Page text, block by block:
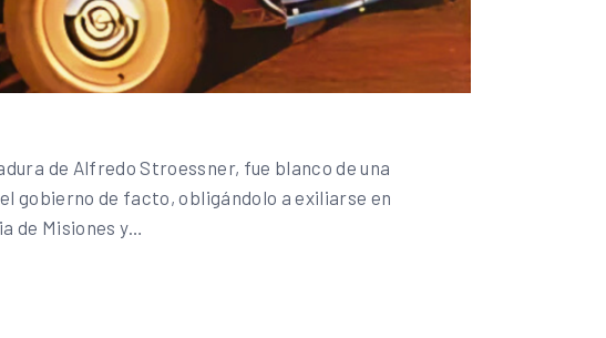
de Alfredo Stroessner, fue blanco de una
gobierno de facto, obligándolo a exiliarse en
de Misiones y…